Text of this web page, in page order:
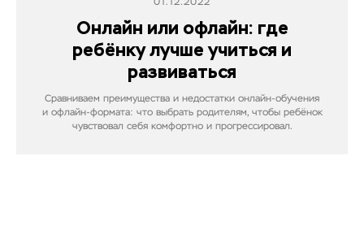
01.12.2022
Онлайн или офлайн: где
ребёнку лучше учиться и
развиваться
Сравниваем преимущества и недостатки онлайн-обучения
и офлайн-формата: что выбрать родителям, чтобы ребёнок
чувствовал себя комфортно и прогрессировал.